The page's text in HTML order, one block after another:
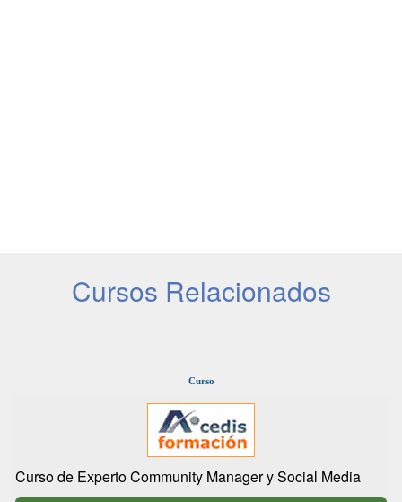
Cursos Relacionados
Curso
Curso de Experto Community Manager y Social Media